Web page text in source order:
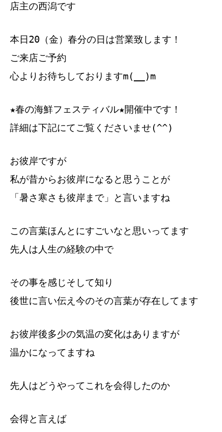
店主の西潟です
本日20（金）春分の日は営業致します！
ご来店ご予約
心よりお待ちしておりますm(__)m
★春の海鮮フェスティバル★開催中です！
詳細は下記にてご覧くださいませ(^^)
お彼岸ですが
私が昔からお彼岸になると思うことが
「暑さ寒さも彼岸まで」と言いますね
この言葉ほんとにすごいなと思いってます
先人は人生の経験の中で
その事を感じそして知り
後世に言い伝え今のその言葉が存在してます
お彼岸後多少の気温の変化はありますが
温かになってますね
先人はどうやってこれを会得したのか
会得と言えば